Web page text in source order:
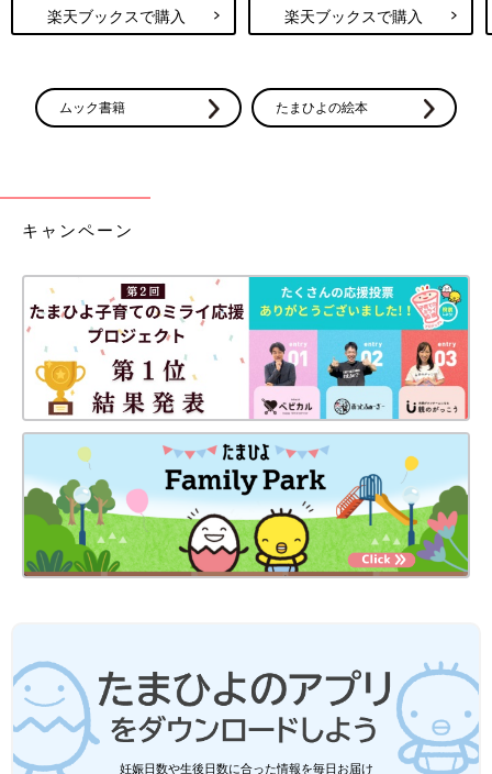
少期のお世話は、記憶がないほど大変だったと言います。
で、家事はおんぶでやっていました。
今になって思うんですが、たぶん、目が見えないということで、
親の存在を知る手立てが肌の感覚や声だけだったんですよね。だ
夜泣きもひどかったという麻夢さん。さらに2歳差の妹。きょう
「上の子の夜泣きは、成長とともに収まってきたかと思ったら、
次は下の子の夜泣きが始まって…。そのころの私は、布団でぐっ
すり眠ったことがないかもしれません」（純子さん）
長女は本当に泣いてばかりで、自分から何かに興味を持って遊ぶ
ことがなかったと純子さん。そのため、子育てでは心に留めてい
たことがあったそうです。
「上の子には楽しみを持って生きてほしいと思って、ピアノを習
わせたり、音の出るおもちゃなどで一緒に遊んだりしました。い
ちばんハマったのは、子ども向けの音楽CD鑑賞でした。CDの歌
い手さんのコンサートに連れて行くと、とくに楽しそうにしてい
は上の子が好んで楽しめるモノやコトを見つけてあげようと、い
ろいろ探しました」（純子さん）
盲学校に通うようになると新たな課題が！
楽天ブックスで購入 楽天ブックスで購入
ムック書籍 たまひよの絵本
キャンペーン
妊娠日数や生後日数に合った情報を毎日お届け